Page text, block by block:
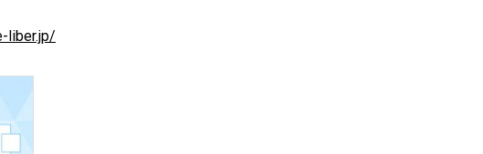
liber.jp/